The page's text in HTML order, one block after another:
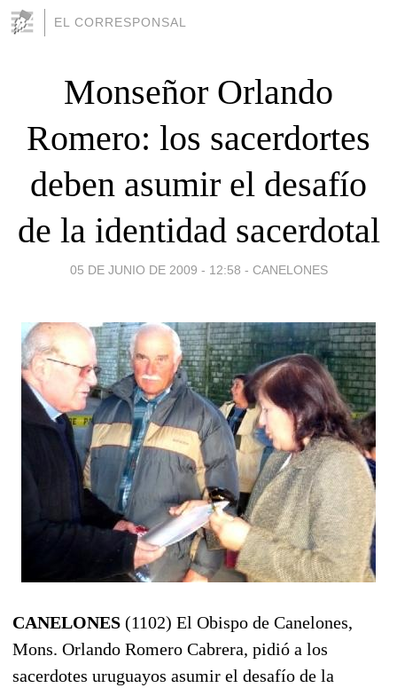
EL CORRESPONSAL
Monseñor Orlando
Romero: los sacerdortes
deben asumir el desafío
de la identidad sacerdotal
05 DE JUNIO DE 2009 - 12:58 - CANELONES
CANELONES (1102) El Obispo de Canelones,
Mons. Orlando Romero Cabrera, pidió a los
sacerdotes uruguayos asumir el desafío de la